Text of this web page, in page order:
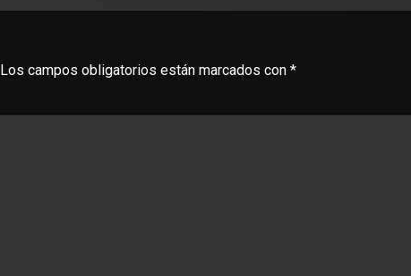
Los campos obligatorios están marcados con *